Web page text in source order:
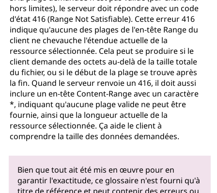
hors limites), le serveur doit répondre avec un code
d'état 416 (Range Not Satisfiable). Cette erreur 416
indique qu'aucune des plages de l'en-tête Range du
client ne chevauche l'étendue actuelle de la
ressource sélectionnée. Cela peut se produire si le
client demande des octets au-delà de la taille totale
du fichier, ou si le début de la plage se trouve après
la fin. Quand le serveur renvoie un 416, il doit aussi
inclure un en-tête Content-Range avec un caractère
*, indiquant qu'aucune plage valide ne peut être
fournie, ainsi que la longueur actuelle de la
ressource sélectionnée. Ça aide le client à
comprendre la taille des données demandées.
Bien que tout ait été mis en œuvre pour en
garantir l'exactitude, ce glossaire n'est fourni qu'à